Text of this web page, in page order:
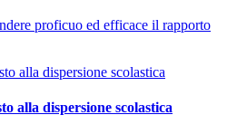
proficuo ed efficace il rapporto
alla dispersione scolastica